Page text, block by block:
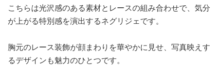
こちらは光沢感のある素材とレースの組み合わせで、気分
が上がる特別感を演出するネグリジェです。
胸元のレース装飾が顔まわりを華やかに見せ、写真映えす
るデザインも魅力のひとつです。